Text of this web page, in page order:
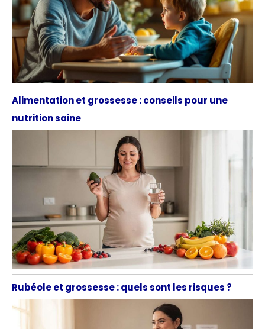
Alimentation et grossesse : conseils pour une
nutrition saine
Rubéole et grossesse : quels sont les risques ?